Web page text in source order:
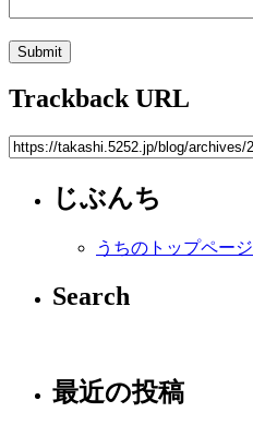
Trackback URL
じぶんち
うちのトップページ
Search
最近の投稿